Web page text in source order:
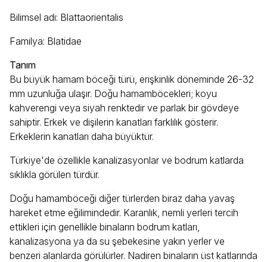
Bilimsel adı: Blattaorientalis
Familya: Blatidae
Tanım
Bu büyük hamam böceği türü, erişkinlik döneminde 26-32
mm uzunluğa ulaşır. Doğu hamamböcekleri; koyu
kahverengi veya siyah renktedir ve parlak bir gövdeye
sahiptir. Erkek ve dişilerin kanatları farklılık gösterir.
Erkeklerin kanatları daha büyüktür.
Türkiye'de özellikle kanalizasyonlar ve bodrum katlarda
sıklıkla görülen türdür.
Doğu hamamböceği diğer türlerden biraz daha yavaş
hareket etme eğilimindedir. Karanlık, nemli yerleri tercih
ettikleri için genellikle binaların bodrum katları,
kanalizasyona ya da su şebekesine yakın yerler ve
benzeri alanlarda görülürler. Nadiren binaların üst katlarında